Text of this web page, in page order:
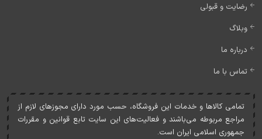
رضایت و قبولی
وبلاگ
درباره ما
تماس با ما
تمامی کالاها و خدمات اين فروشگاه، حسب مورد دارای مجوزهای لازم از
مراجع مربوطه می‌باشند و فعاليت‌های اين سايت تابع قوانين و مقررات
جمهوری اسلامی ايران است.